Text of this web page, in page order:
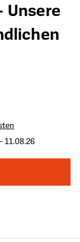
Unsere
11.08.26